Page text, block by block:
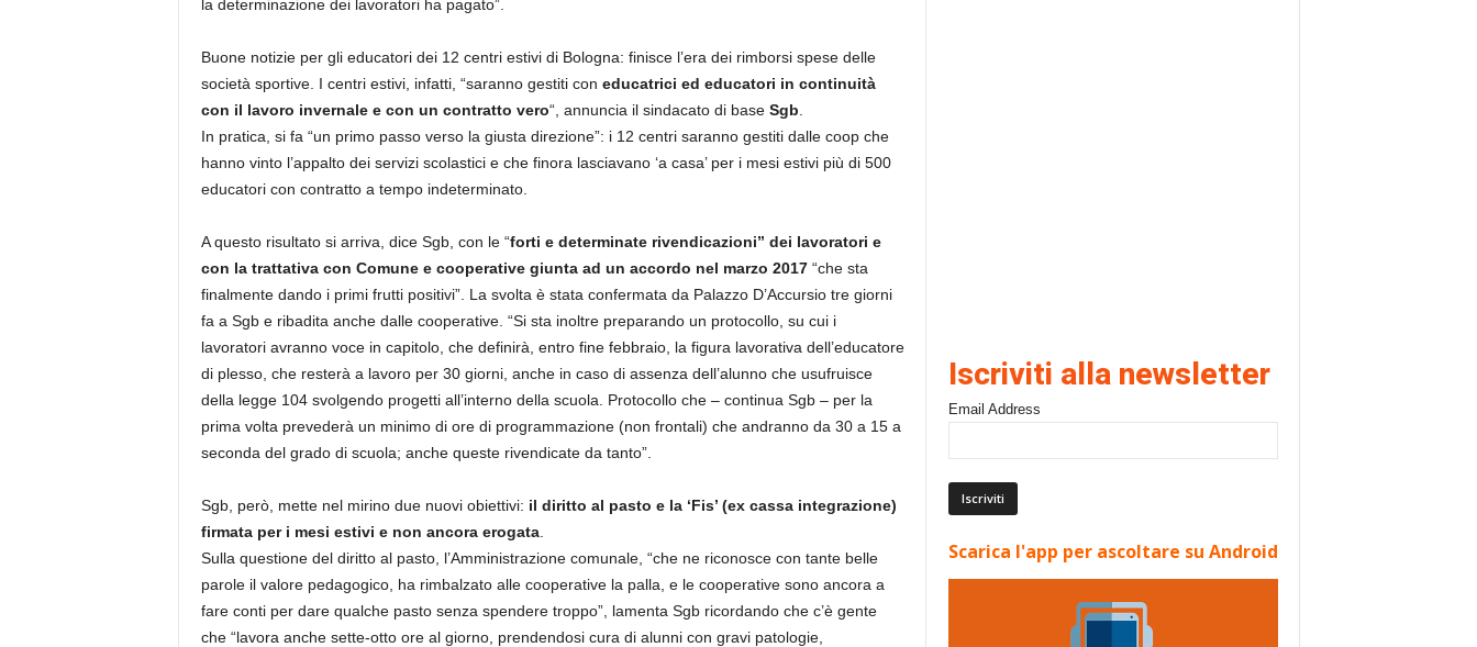
la determinazione dei lavoratori ha pagato”.
Buone notizie per gli educatori dei 12 centri estivi di Bologna: finisce l’era dei rimborsi spese delle
società sportive. I centri estivi, infatti, “saranno gestiti con educatrici ed educatori in continuità
con il lavoro invernale e con un contratto vero“, annuncia il sindacato di base Sgb
In pratica, si fa “un primo passo verso la giusta direzione”: i 12 centri saranno gestiti dalle coop che
hanno vinto l’appalto dei servizi scolastici e che finora lasciavano ‘a casa’ per i mesi estivi più di 500
educatori con contratto a tempo indeterminato.
A questo risultato si arriva, dice Sgb, con le “forti e determinate rivendicazioni” dei lavoratori e
con la trattativa con Comune e cooperative giunta ad un accordo nel marzo 2017“che sta
finalmente dando i primi frutti positivi”. La svolta è stata confermata da Palazzo D’Accursio tre giorni
fa a Sgb e ribadita anche dalle cooperative. “Si sta inoltre preparando un protocollo, su cui i
lavoratori avranno voce in capitolo, che definirà, entro fine febbraio, la figura lavorativa dell’educatore
di plesso, che resterà a lavoro per 30 giorni, anche in caso di assenza dell’alunno che usufruisce
della legge 104 svolgendo progetti all’interno della scuola. Protocollo che – continua Sgb – per la
prima volta prevederà un minimo di ore di programmazione (non frontali) che andranno da 30 a 15 a
seconda del grado di scuola; anche queste rivendicate da tanto”.
Sgb, però, mette nel mirino due nuovi obiettivi: il diritto al pasto e la ‘Fis’ (ex cassa integrazione)
firmata per i mesi estivi e non ancora erogata.
Sulla questione del diritto al pasto, l’Amministrazione comunale, “che ne riconosce con tante belle
parole il valore pedagogico, ha rimbalzato alle cooperative la palla, e le cooperative sono ancora a
fare conti per dare qualche pasto senza spendere troppo”, lamenta Sgb ricordando che c’è gente
che “lavora anche sette-otto ore al giorno, prendendosi cura di alunni con gravi patologie,
Iscriviti alla newsletter
Email Address
Scarica l'app per ascoltare su Android